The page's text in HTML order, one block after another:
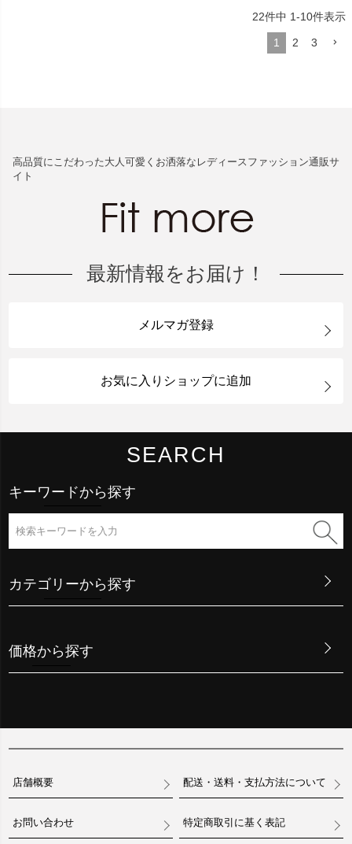
22件中 1-10件表示
1 2 3
高品質にこだわった大人可愛くお洒落なレディースファッション通販サ
イト
最新情報をお届け！
メルマガ登録
お気に入りショップに追加
SEARCH
キーワードから探す
カテゴリーから探す
価格から探す
店舗概要 配送・送料・支払方法について
お問い合わせ 特定商取引に基く表記